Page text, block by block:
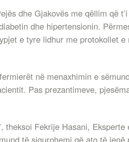
dhe Gjakovës me qëllim që
dhe hipertensionin.
e tyre lidhur me protokollet
në menaxhimin e
Pas prezantimeve,
theksoi Fekrije Hasani, Eksperte